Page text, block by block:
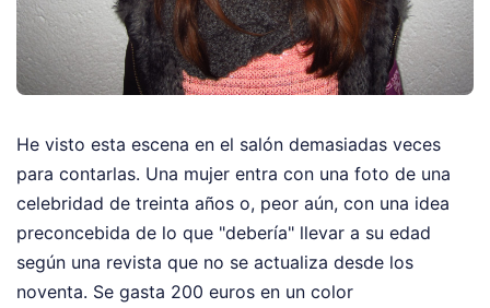
He visto esta escena en el salón demasiadas veces
para contarlas. Una mujer entra con una foto de una
celebridad de treinta años o, peor aún, con una idea
preconcebida de lo que "debería" llevar a su edad
según una revista que no se actualiza desde los
noventa. Se gasta 200 euros en un color